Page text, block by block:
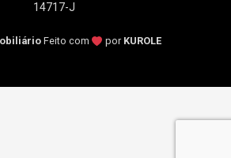
14717-J
Feito com por KUROLE